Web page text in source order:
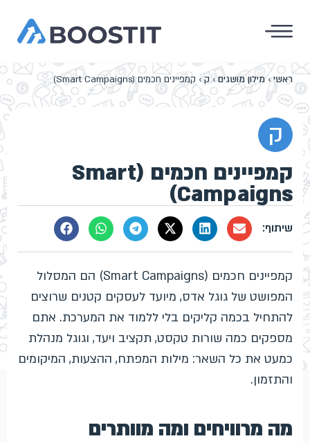
ראשי›מילון מושגים›ק› קמפיינים חכמים (Smart Campaigns)
ק
קמפיינים חכמים (Smart
Campaigns)
קמפיינים חכמים (Smart Campaigns) הם המסלול
המפושט של גוגל אדס, מיועד לעסקים קטנים שרוצים
להתחיל בכמה קליקים בלי ללמוד את המערכת. אתם
מספקים כמה שורות טקסט, תקציב ויעד, וגוגל מנהלת
כמעט את כל השאר: מילות המפתח, ההצעות, המיקומים
והתזמון.
מה מרוויחים ומה מוותרים